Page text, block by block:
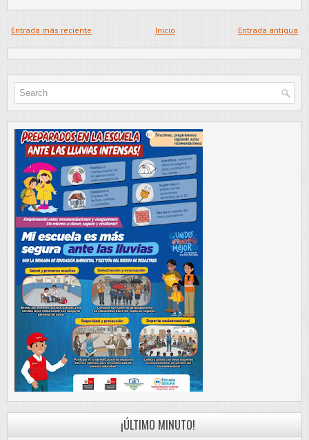
Entrada más reciente Entrada antigua
Inicio
¡ÚLTIMO MINUTO!